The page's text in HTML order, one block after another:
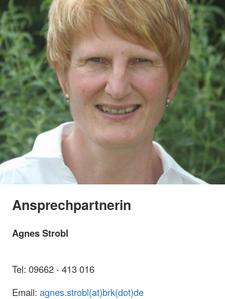
Ansprechpartnerin
Agnes Strobl
Tel: 09662 - 413 016
Email: agnes.strobl(at)brk(dot)de